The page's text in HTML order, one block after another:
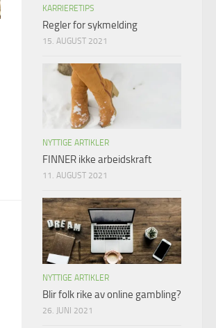
KARRIERETIPS
Regler for sykmelding
15. AUGUST 2021
NYTTIGE ARTIKLER
FINNER ikke arbeidskraft
11. AUGUST 2021
NYTTIGE ARTIKLER
Blir folk rike av online gambling?
26. JUNI 2021